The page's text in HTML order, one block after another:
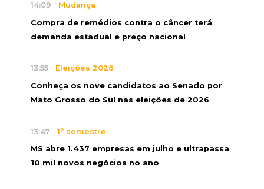
14:09 Mudança
Compra de remédios contra o câncer terá
demanda estadual e preço nacional
13:55 Eleições 2026
Conheça os nove candidatos ao Senado por
Mato Grosso do Sul nas eleições de 2026
13:47 1º semestre
MS abre 1.437 empresas em julho e ultrapassa
10 mil novos negócios no ano